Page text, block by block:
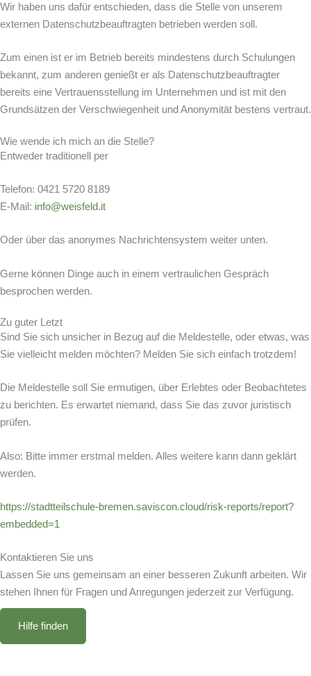
Wir haben uns dafür entschieden, dass die Stelle von unserem
externen Datenschutzbeauftragten betrieben werden soll.
Zum einen ist er im Betrieb bereits mindestens durch Schulungen
bekannt, zum anderen genießt er als Datenschutzbeauftragter
bereits eine Vertrauensstellung im Unternehmen und ist mit den
Grundsätzen der Verschwiegenheit und Anonymität bestens vertraut.
Wie wende ich mich an die Stelle?
Entweder traditionell per
Telefon: 0421 5720 8189
E-Mail: info@weisfeld.it
Oder über das anonymes Nachrichtensystem weiter unten.
Gerne können Dinge auch in einem vertraulichen Gespräch
besprochen werden.
Zu guter Letzt
Sind Sie sich unsicher in Bezug auf die Meldestelle, oder etwas, was
Sie vielleicht melden möchten? Melden Sie sich einfach trotzdem!
Die Meldestelle soll Sie ermutigen, über Erlebtes oder Beobachtetes
zu berichten. Es erwartet niemand, dass Sie das zuvor juristisch
prüfen.
Also: Bitte immer erstmal melden. Alles weitere kann dann geklärt
werden.
https://stadtteilschule-bremen.saviscon.cloud/risk-reports/report?
embedded=1
Kontaktieren Sie uns
Lassen Sie uns gemeinsam an einer besseren Zukunft arbeiten. Wir
stehen Ihnen für Fragen und Anregungen jederzeit zur Verfügung.
Hilfe finden